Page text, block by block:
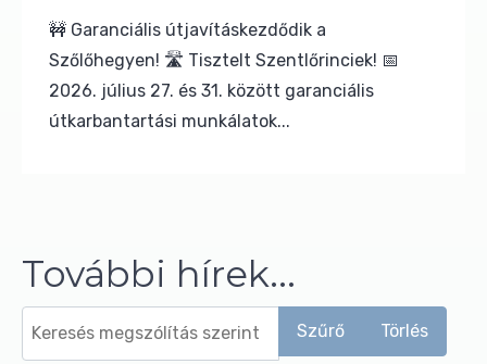
🚧 Garanciális útjavításkezdődik a
Szőlőhegyen! 🛣️ Tisztelt Szentlőrinciek! 📅
2026. július 27. és 31. között garanciális
útkarbantartási munkálatok...
További hírek...
Szűrő Törlés